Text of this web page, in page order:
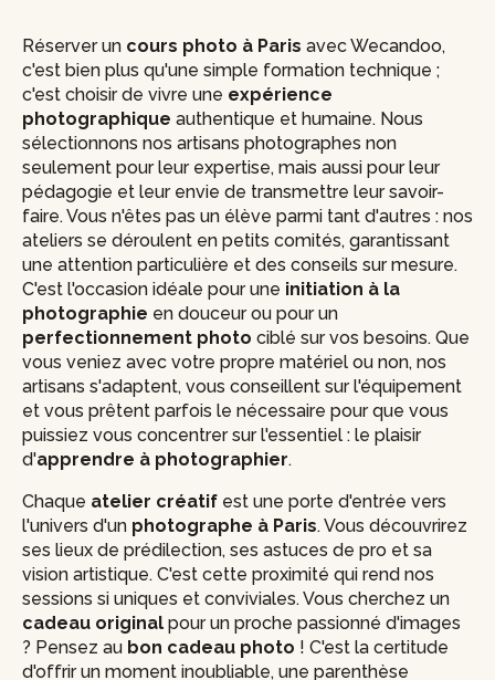
Réserver un cours photo à Paris avec Wecandoo,
c'est bien plus qu'une simple formation technique ;
c'est choisir de vivre une expérience
photographique authentique et humaine. Nous
sélectionnons nos artisans photographes non
seulement pour leur expertise, mais aussi pour leur
pédagogie et leur envie de transmettre leur savoir-
faire. Vous n'êtes pas un élève parmi tant d'autres : nos
ateliers se déroulent en petits comités, garantissant
une attention particulière et des conseils sur mesure.
C'est l'occasion idéale pour une initiation à la
photographie en douceur ou pour un
perfectionnement photo ciblé sur vos besoins. Que
vous veniez avec votre propre matériel ou non, nos
artisans s'adaptent, vous conseillent sur l'équipement
et vous prêtent parfois le nécessaire pour que vous
puissiez vous concentrer sur l'essentiel : le plaisir
d'apprendre à photographier.
Chaque atelier créatif est une porte d'entrée vers
l'univers d'un photographe à Paris. Vous découvrirez
ses lieux de prédilection, ses astuces de pro et sa
vision artistique. C'est cette proximité qui rend nos
sessions si uniques et conviviales. Vous cherchez un
cadeau original pour un proche passionné d'images
? Pensez au bon cadeau photo ! C'est la certitude
d'offrir un moment inoubliable, une parenthèse